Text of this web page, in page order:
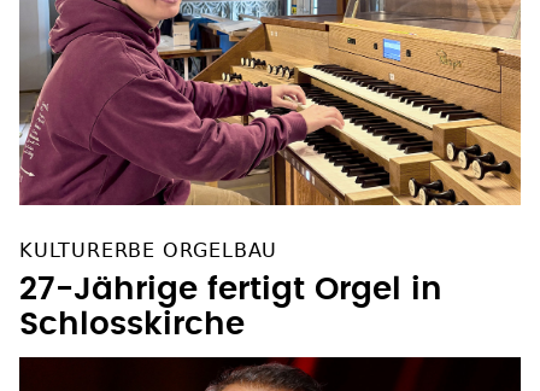
KULTURERBE ORGELBAU
27-Jährige fertigt Orgel in
Schlosskirche